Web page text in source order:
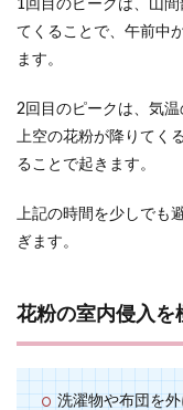
1回目のピークは、山
てくることで、午前中
ます。
2回目のピークは、気温
上空の花粉が降りてく
ることで起きます。
上記の時間を少しでも
ぎます。
花粉の室内侵入を
洗濯物や布団を外